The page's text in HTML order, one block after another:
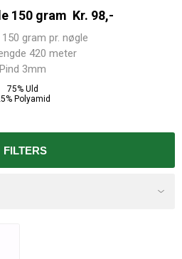
150 gram Kr. 98,-
gram pr. nøgle
420 meter
Pind 3mm
75% Uld
Polyamid
FILTERS